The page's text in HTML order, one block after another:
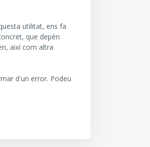
utilitat, ens fa
que depèn
així com altra
d'un error. Podeu